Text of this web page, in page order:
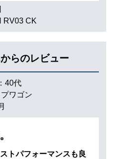
RV03 CK
らのレビュー
40代
ワゴン
トパフォーマンスも良